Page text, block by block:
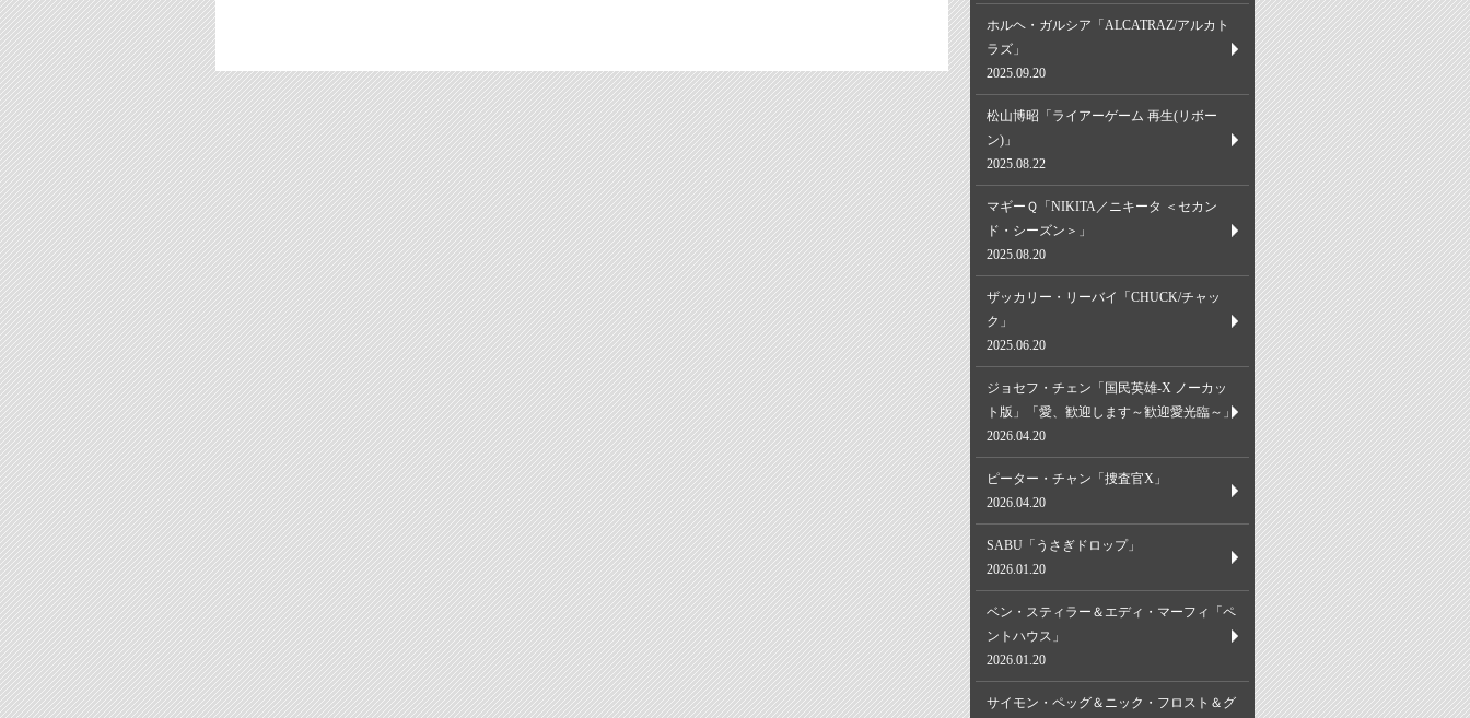
ホルヘ・ガルシア「ALCATRAZ/アルカト
ラズ」
2025.09.20
松山博昭「ライアーゲーム 再生(リボー
ン)」
2025.08.22
マギーＱ「NIKITA／ニキータ ＜セカン
ド・シーズン＞」
2025.08.20
ザッカリー・リーバイ「CHUCK/チャッ
ク」
2025.06.20
ジョセフ・チェン「国民英雄-X ノーカッ
ト版」「愛、歓迎します～歓迎愛光臨～」
2026.04.20
ピーター・チャン「捜査官X」
2026.04.20
SABU「うさぎドロップ」
2026.01.20
ベン・スティラー＆エディ・マーフィ「ペ
ントハウス」
2026.01.20
サイモン・ペッグ＆ニック・フロスト＆グ